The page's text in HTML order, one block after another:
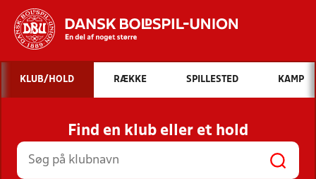
Hvad vil du søge efter?
INDHOLD OG NYHEDER
STILLINGER, RESULTATER, KLUBBER OG
HOLD
KLUB/HOLD RÆKKE SPILLESTED KAMP
Find en klub eller et hold